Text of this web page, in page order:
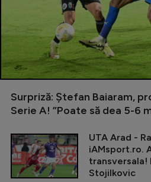
Surpriză: Ștefan Baiaram,
Serie A! ”Poate să dea 5-6
UTA Arad -
iAMsport.ro.
transversala!
Stojilkovic